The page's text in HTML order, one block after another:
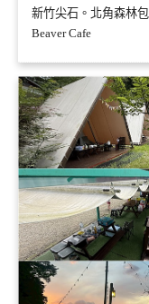
新竹尖石。北角森林
Beaver Cafe